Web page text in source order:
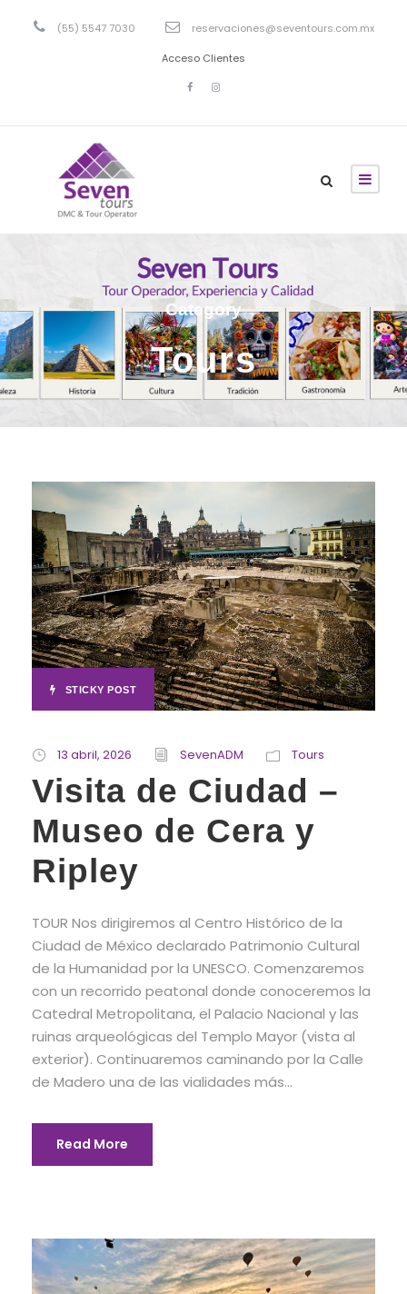
(55) 5547 7030 reservaciones@seventours.com.mx
Acceso Clientes
Category
Tours
STICKY POST
13 abril, 2026 SevenADM Tours
Visita de Ciudad –
Museo de Cera y
Ripley
TOUR Nos dirigiremos al Centro Histórico de la
Ciudad de México declarado Patrimonio Cultural
de la Humanidad por la UNESCO. Comenzaremos
con un recorrido peatonal donde conoceremos la
Catedral Metropolitana, el Palacio Nacional y las
ruinas arqueológicas del Templo Mayor (vista al
exterior). Continuaremos caminando por la Calle
de Madero una de las vialidades más...
Read More